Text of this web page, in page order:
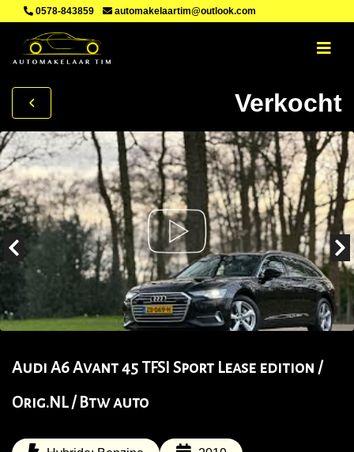
0578-843859 automakelaartim@outlook.com
Verkocht
Audi A6 Avant 45 TFSI Sport Lease edition /
Orig.NL / Btw auto